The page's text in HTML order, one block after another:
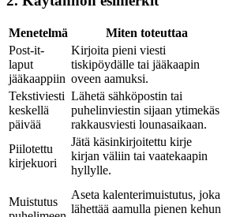
Menetelmä Miten toteuttaa
Post-it-
laput
jääkaappiin
Kirjoita pieni viesti
tiskipöydälle tai jääkaapin
oveen aamuksi.
Tekstiviesti
keskellä
päivää
Lähetä sähköpostin tai
puhelinviestin sijaan ytimekäs
rakkausviesti lounasaikaan.
Piilotettu
kirjekuori
Jätä käsinkirjoitettu kirje
kirjan väliin tai vaatekaapin
hyllylle.
Muistutus
Aseta kalenterimuistutus, joka
lähettää aamulla pienen kehun